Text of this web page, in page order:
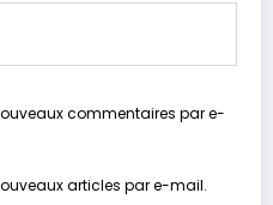
commentaires par e-
articles par e-mail.